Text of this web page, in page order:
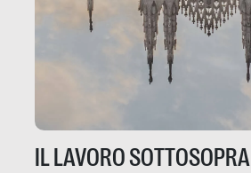
IL LAVORO SOTTOSOPRA